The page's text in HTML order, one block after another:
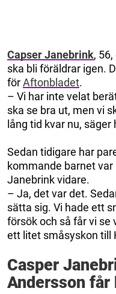
Capser Janebrink, 56,
ska bli föräldrar igen.
förAftonbladet.
– Vi har inte velat
ska se bra ut, men vi
lång tid kvar nu, säger
Sedan tidigare har
kommande barnet
Janebrink vidare.
– Ja, det var det.
sätta sig. Vi hade ett
försök och så får vi se
ett litet småsyskon till
Casper
Andersson får